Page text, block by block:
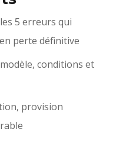
5 erreurs qui
perte définitive
conditions et
provision